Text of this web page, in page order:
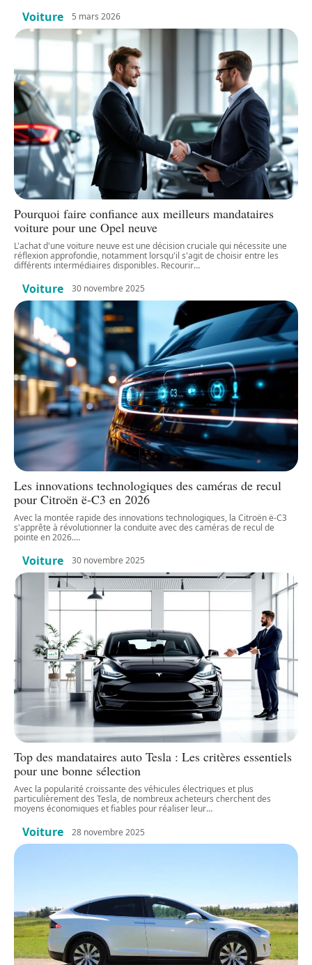
Voiture 5 mars 2026
Pourquoi faire confiance aux meilleurs mandataires
voiture pour une Opel neuve
L'achat d'une voiture neuve est une décision cruciale qui nécessite une
réflexion approfondie, notamment lorsqu'il s'agit de choisir entre les
différents intermédiaires disponibles. Recourir…
Voiture 30 novembre 2025
Les innovations technologiques des caméras de recul
pour Citroën ë-C3 en 2026
Avec la montée rapide des innovations technologiques, la Citroën ë-C3
s'apprête à révolutionner la conduite avec des caméras de recul de
pointe en 2026.…
Voiture 30 novembre 2025
Top des mandataires auto Tesla : Les critères essentiels
pour une bonne sélection
Avec la popularité croissante des véhicules électriques et plus
particulièrement des Tesla, de nombreux acheteurs cherchent des
moyens économiques et fiables pour réaliser leur…
Voiture 28 novembre 2025